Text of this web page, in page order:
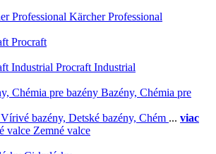
Kärcher Professional
Procraft
Procraft Industrial
Bazény, Chémia pre
Vírivé bazény, Detské bazény, Chém ... viac
Zemné valce